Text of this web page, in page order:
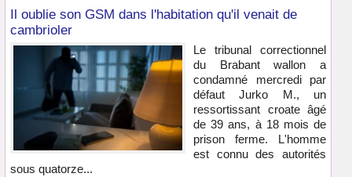
Il oublie son GSM dans l'habitation qu'il venait de
cambrioler
Le tribunal correctionnel
du Brabant wallon a
condamné mercredi par
défaut Jurko M., un
ressortissant croate âgé
de 39 ans, à 18 mois de
prison ferme. L'homme
est connu des autorités
sous quatorze...